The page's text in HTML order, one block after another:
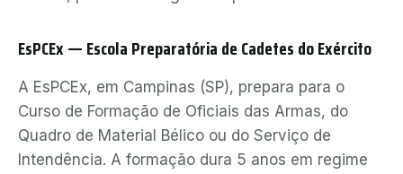
EsPCEx — Escola Preparatória de Cadetes do Exército
A EsPCEx, em Campinas (SP), prepara para o
Curso de Formação de Oficiais das Armas, do
Quadro de Material Bélico ou do Serviço de
Intendência. A formação dura 5 anos em regime